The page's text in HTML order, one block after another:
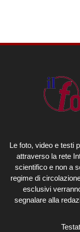
Le foto, video e testi
attraverso la rete
scientifico e non a
regime di
esclusivi
segnalare alla